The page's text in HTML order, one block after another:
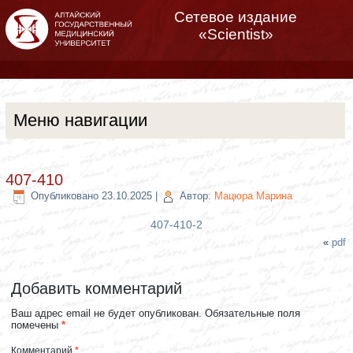
Сетевое издание
«Scientist»
Меню навигации
407-410
Опубликовано 23.10.2025 Автор: Мацюра Марина
407-410-2
«pdf
Добавить комментарий
Ваш адрес email не будет опубликован. Обязательные поля
помечены*
Комментарий*